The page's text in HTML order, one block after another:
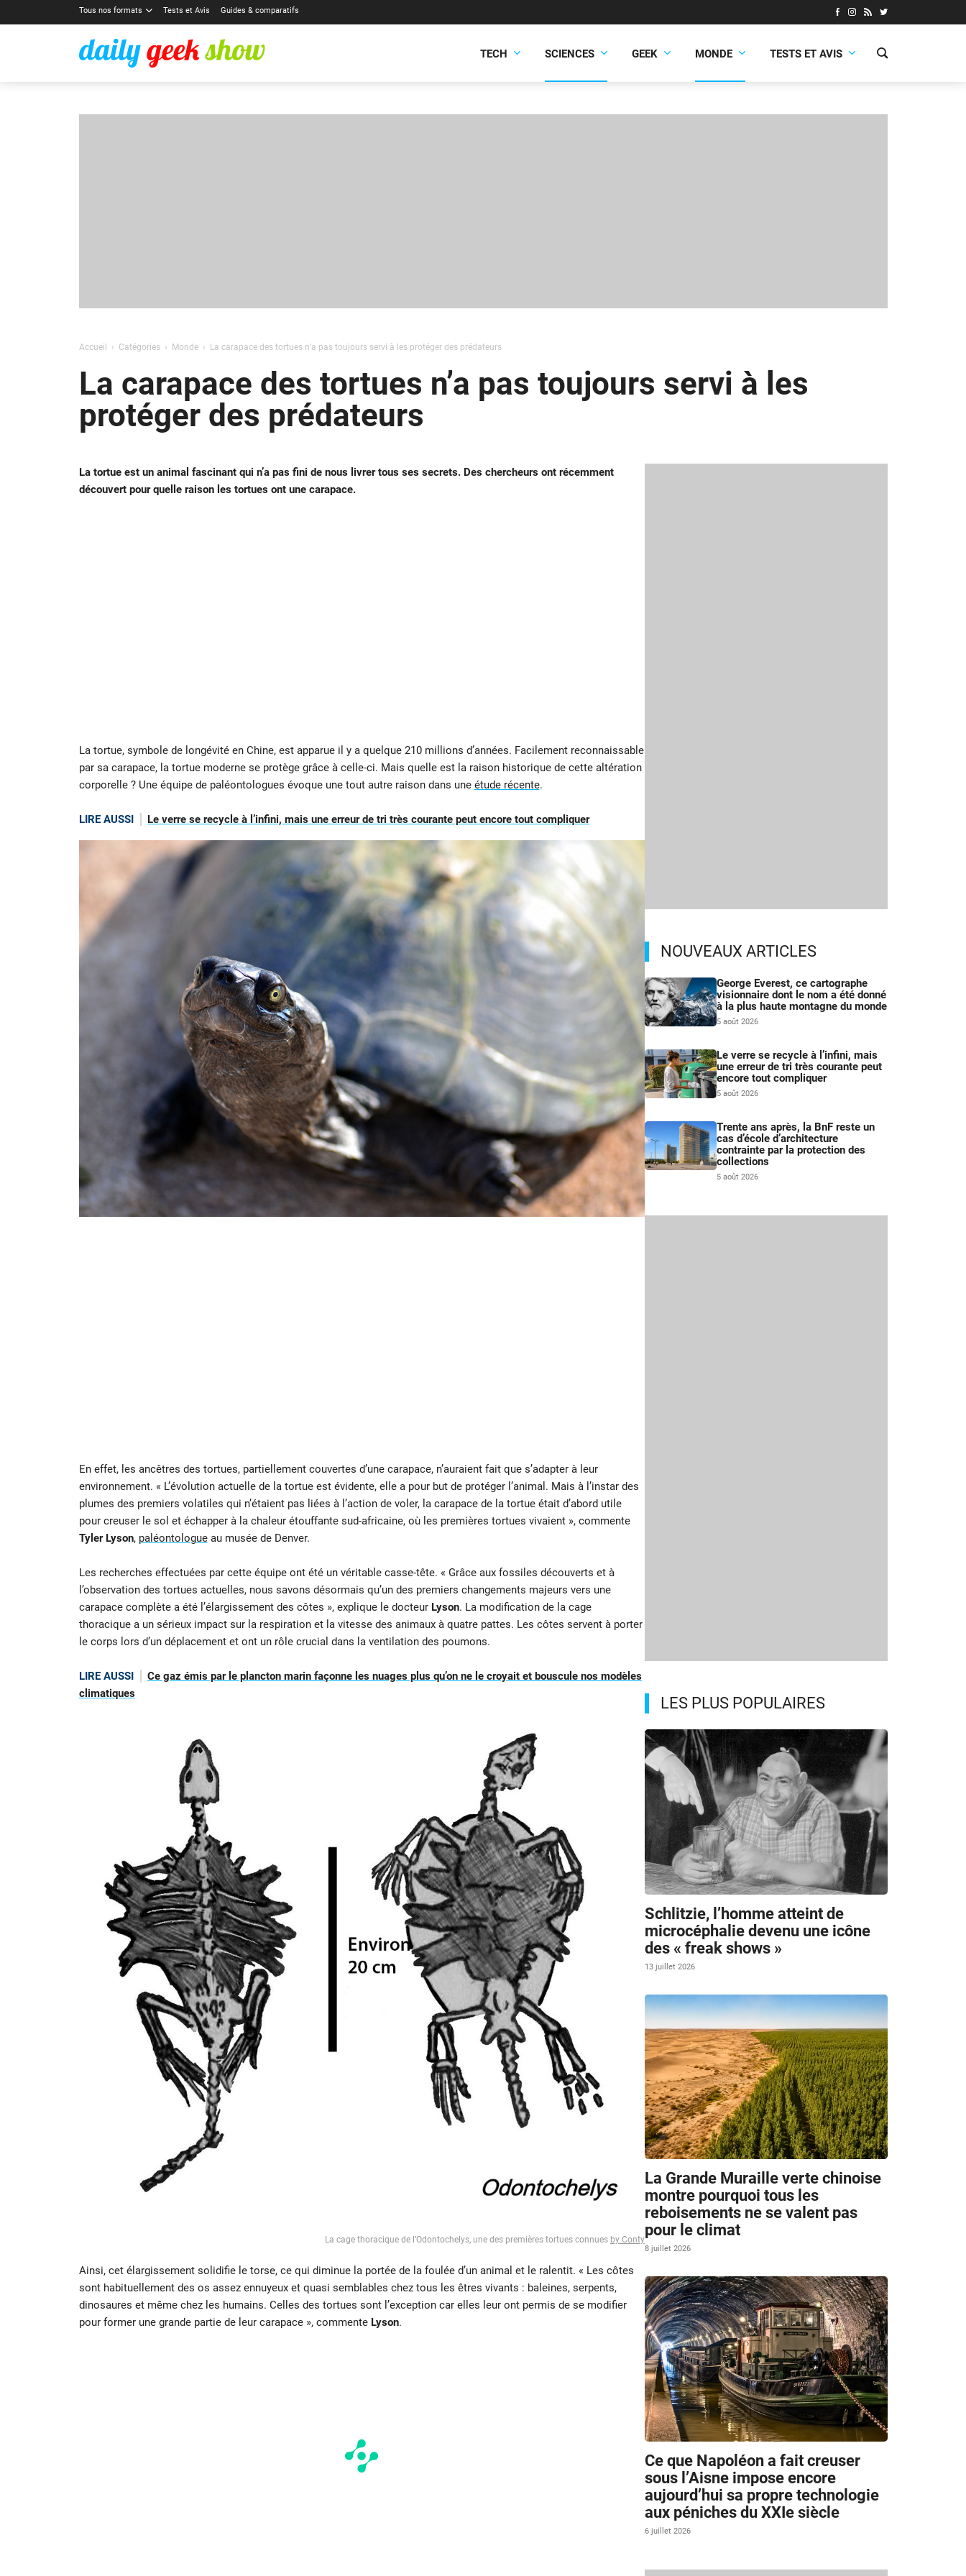
Tous nos formats Tests et Avis Guides & comparatifs
TECH SCIENCES GEEK MONDE TESTS ET AVIS
Accueil Catégories Monde La carapace des tortues n’a pas toujours servi à les protéger des prédateurs
La carapace des tortues n’a pas toujours servi à les
protéger des prédateurs
La tortue est un animal fascinant qui n’a pas fini de nous livrer tous ses secrets. Des chercheurs ont récemment
découvert pour quelle raison les tortues ont une carapace.
La tortue, symbole de longévité en Chine, est apparue il y a quelque 210 millions d’années. Facilement reconnaissable
par sa carapace, la tortue moderne se protège grâce à celle-ci. Mais quelle est la raison historique de cette altération
corporelle ? Une équipe de paléontologues évoque une tout autre raison dans une étude récente.
LIRE AUSSI Le verre se recycle à l’infini, mais une erreur de tri très courante peut encore tout compliquer
En effet, les ancêtres des tortues, partiellement couvertes d’une carapace, n’auraient fait que s’adapter à leur
environnement. « L’évolution actuelle de la tortue est évidente, elle a pour but de protéger l’animal. Mais à l’instar des
plumes des premiers volatiles qui n’étaient pas liées à l’action de voler, la carapace de la tortue était d’abord utile
pour creuser le sol et échapper à la chaleur étouffante sud-africaine, où les premières tortues vivaient », commente
Tyler Lyson, paléontologueau musée de Denver.
Les recherches effectuées par cette équipe ont été un véritable casse-tête. « Grâce aux fossiles découverts et à
l’observation des tortues actuelles, nous savons désormais qu’un des premiers changements majeurs vers une
carapace complète a été l’élargissement des côtes », explique le docteur Lyson. La modification de la cage
thoracique a un sérieux impact sur la respiration et la vitesse des animaux à quatre pattes. Les côtes servent à porter
le corps lors d’un déplacement et ont un rôle crucial dans la ventilation des poumons.
LIRE AUSSI
Ce gaz émis par le plancton marin façonne les nuages plus qu’on ne le croyait et bouscule nos modèles
climatiques
La cage thoracique de l’Odontochelys, une des premières tortues connues by Conty
Ainsi, cet élargissement solidifie le torse, ce qui diminue la portée de la foulée d’un animal et le ralentit. « Les côtes
sont habituellement des os assez ennuyeux et quasi semblables chez tous les êtres vivants : baleines, serpents,
dinosaures et même chez les humains. Celles des tortues sont l’exception car elles leur ont permis de se modifier
pour former une grande partie de leur carapace », commente Lyson.
NOUVEAUX ARTICLES
George Everest, ce cartographe
visionnaire dont le nom a été donné
à la plus haute montagne du monde
5 août 2026
Le verre se recycle à l’infini, mais
une erreur de tri très courante peut
encore tout compliquer
5 août 2026
Trente ans après, la BnF reste un
cas d’école d’architecture
contrainte par la protection des
collections
5 août 2026
LES PLUS POPULAIRES
Schlitzie, l’homme atteint de
microcéphalie devenu une icône
des « freak shows »
13 juillet 2026
La Grande Muraille verte chinoise
montre pourquoi tous les
reboisements ne se valent pas
pour le climat
8 juillet 2026
Ce que Napoléon a fait creuser
sous l’Aisne impose encore
aujourd’hui sa propre technologie
aux péniches du XXIe siècle
6 juillet 2026